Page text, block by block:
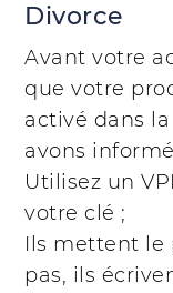
Divorce
Avant votre
que votre
activé dans
avons
Utilisez un
votre clé ;
Ils mettent le
pas, ils